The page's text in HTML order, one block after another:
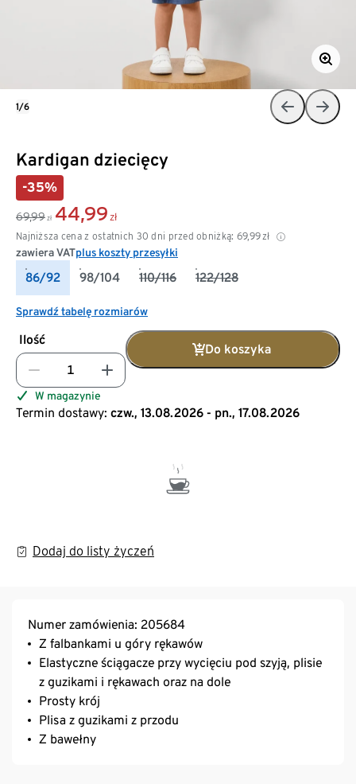
Kardigan dziecięcy
-35%
69,99 zł 44,99 zł
Najniższa cena z ostatnich 30 dni przed obniżką: 69,99 zł
zawiera VATplus koszty przesyłki
86/92 98/104 110/116 122/128
Sprawdź tabelę rozmiarów
Ilość
Do koszyka
W magazynie
Termin dostawy: czw., 13.08.2026 - pn., 17.08.2026
Dodaj do listy życzeń
1/6
Numer zamówienia: 205684
Z falbankami u góry rękawów
Elastyczne ściągacze przy wycięciu pod szyją, plisie
z guzikami i rękawach oraz na dole
Prosty krój
Plisa z guzikami z przodu
Z bawełny